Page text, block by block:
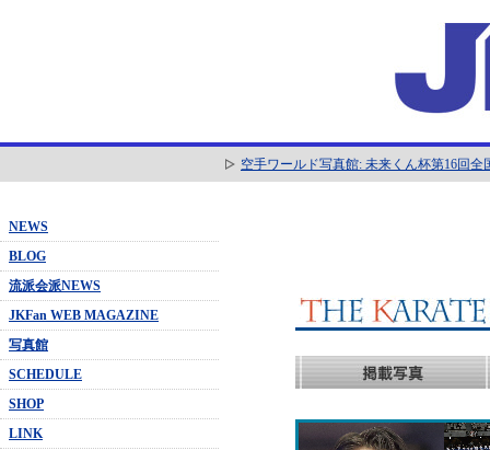
空手ワールド写真館: 未来くん杯第16回
NEWS
BLOG
流派会派NEWS
JKFan WEB MAGAZINE
写真館
SCHEDULE
SHOP
LINK